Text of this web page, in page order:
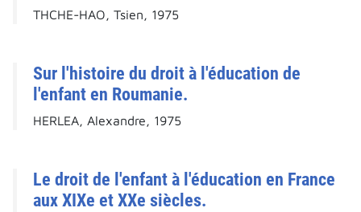
THCHE-HAO, Tsien, 1975
Sur l'histoire du droit à l'éducation de
l'enfant en Roumanie.
HERLEA, Alexandre, 1975
Le droit de l'enfant à l'éducation en France
aux XIXe et XXe siècles.